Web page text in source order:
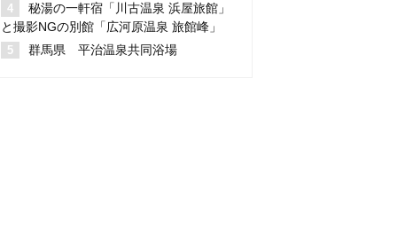
秘湯の一軒宿「川古温泉 浜屋旅館」
と撮影NGの別館「広河原温泉 旅館峰」
群馬県 平治温泉共同浴場